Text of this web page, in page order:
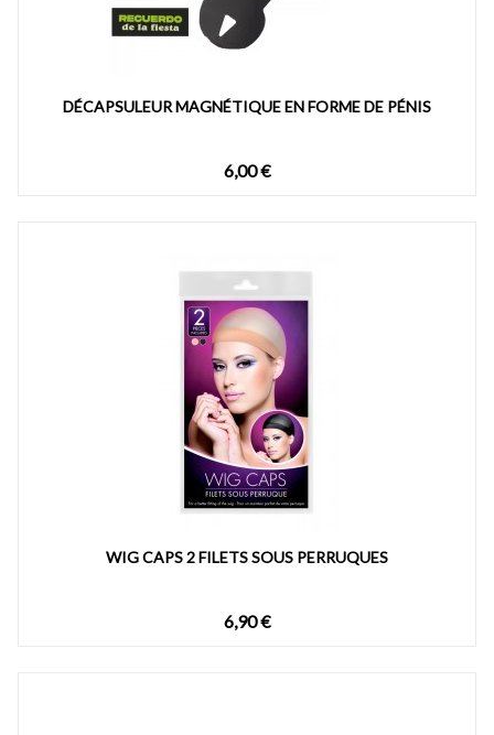
DÉCAPSULEUR MAGNÉTIQUE EN FORME DE PÉNIS
6,00 €
WIG CAPS 2 FILETS SOUS PERRUQUES
6,90 €